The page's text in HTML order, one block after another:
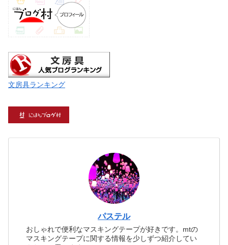
文房具ランキング
パステル
おしゃれで便利なマスキングテープが好きです。mtの
マスキングテープに関する情報を少しずつ紹介してい